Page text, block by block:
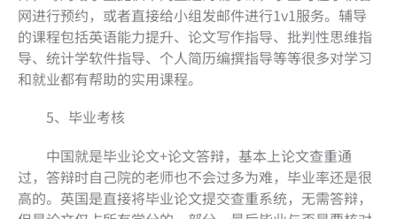
网进行预约，或者直接给小组发邮件进行1v1服务。辅导
的课程包括英语能力提升、论文写作指导、批判性思维指
导、统计学软件指导、个人简历编撰指导等等很多对学习
和就业都有帮助的实用课程。
5、毕业考核
中国就是毕业论文+论文答辩，基本上论文查重通
过，答辩时自己院的老师也不会过多为难，毕业率还是很
高的。英国是直接将毕业论文提交查重系统，无需答辩，